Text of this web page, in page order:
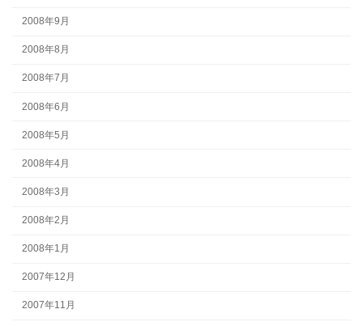
2008年9月
2008年8月
2008年7月
2008年6月
2008年5月
2008年4月
2008年3月
2008年2月
2008年1月
2007年12月
2007年11月